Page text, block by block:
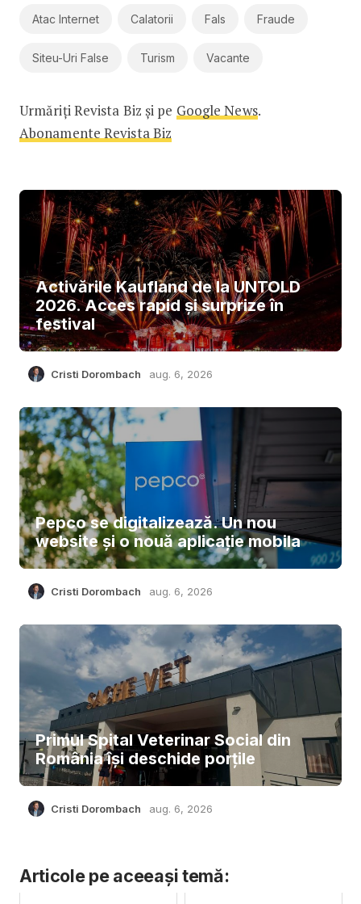
Atac Internet Calatorii Fals Fraude
Siteu-Uri False Turism Vacante
Urmăriți Revista Biz și pe Google News.
Abonamente Revista Biz
Activările Kaufland de la UNTOLD
2026. Acces rapid și surprize în
festival
Cristi Dorombach aug. 6, 2026
Pepco se digitalizează. Un nou
website și o nouă aplicație mobila
Cristi Dorombach aug. 6, 2026
Primul Spital Veterinar Social din
România își deschide porțile
Cristi Dorombach aug. 6, 2026
Articole pe aceeași temă: